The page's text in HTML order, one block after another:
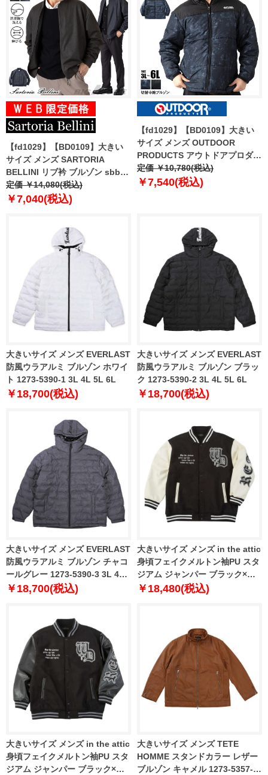
【fd1029】【BD0109】大きい
サイズ メンズ SARTORIA
BELLINI リブ衿 ブルゾン sbb-
250401 【t2502】
定価 ￥14,080(税込)
￥7,040(税込)
【fd1029】【BD0109】大きい
サイズ メンズ OUTDOOR
PRODUCTS アウトドアプロダク
ツ 切替 中綿 ブルゾン c1561e
【t2502】
定価 ￥10,780(税込)
￥7,540(税込)
大きいサイズ メンズ EVERLAST
防風ウラアルミ ブルゾン ホワイ
ト 1273-5390-1 3L 4L 5L 6L
￥18,700(税込)
大きいサイズ メンズ EVERLAST
防風ウラアルミ ブルゾン ブラッ
ク 1273-5390-2 3L 4L 5L 6L
￥18,700(税込)
大きいサイズ メンズ EVERLAST
防風ウラアルミ ブルゾン チャコ
ールグレー 1273-5390-3 3L 4L
5L 6L
￥18,700(税込)
大きいサイズ メンズ in the attic
身頃フェイクメルトン袖PU スタ
ジアム ジャンパー ブラック×ク
リーム 1253-5330-1 3L 4L 5L
￥18,480(税込)
大きいサイズ メンズ in the attic
身頃フェイクメルトン袖PU スタ
ジアム ジャンパー ブラック×ブ
大きいサイズ メンズ TETE
HOMME スタンドカラー レザー
ブルゾン キャメル 1273-5357-1